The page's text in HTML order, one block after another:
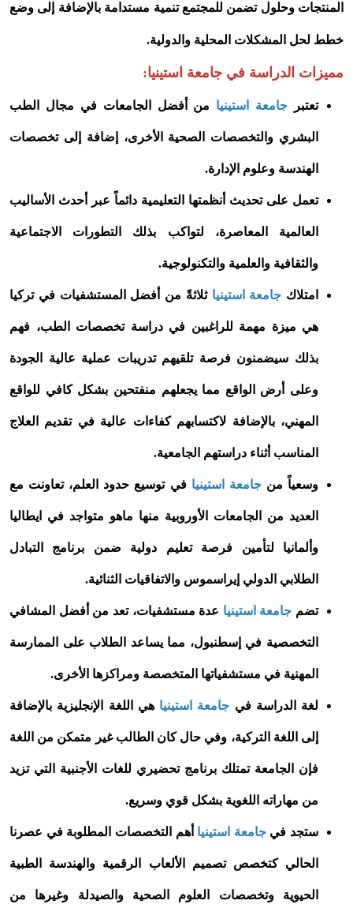
المنتجات وحلول تضمن للمجتمع تنمية مستدامة بالإضافة إلى وضع
خطط لحل المشكلات المحلية والدولية.
مميزات الدراسة في جامعة استينيا:
تعتبر جامعة استينيا من أفضل الجامعات في مجال الطب
البشري والتخصصات الصحية الأخرى، إضافة إلى تخصصات
الهندسة وعلوم الإدارة.
تعمل على تحديث أنظمتها التعليمية دائماً عبر أحدث الأساليب
العالمية المعاصرة، لتواكب بذلك التطورات الاجتماعية
والثقافية والعلمية والتكنولوجية.
امتلاك جامعة استينيا ثلاثةً من أفضل المستشفيات في تركيا
هي ميزة مهمة للراغبين في دراسة تخصصات الطب، فهم
بذلك سيضمنون فرصة تلقيهم تدريبات عملية عالية الجودة
وعلى أرض الواقع مما يجعلهم منفتحين بشكل كافي للواقع
المهني، بالإضافة لاكتسابهم كفاءات عالية في تقديم العلاج
المناسب أثناء دراستهم الجامعية.
وسعياً منجامعة استينيا في توسيع حدود العلم، تعاونت مع
العديد من الجامعات الأوروبية منها ماهو متواجد في ايطاليا
وألمانيا لتأمين فرصة تعليم دولية ضمن برنامج التبادل
الطلابي الدولي إيراسموس والاتفاقيات الثنائية.
تضم جامعة استينيا عدة مستشفيات، تعد من أفضل المشافي
التخصصية في إسطنبول، مما يساعد الطلاب على الممارسة
المهنية في مستشفياتها المتخصصة ومراكزها الأخرى.
لغة الدراسة في جامعة استينيا هي اللغة الإنجليزية بالإضافة
إلى اللغة التركية، وفي حال كان الطالب غير متمكن من اللغة
فإن الجامعة تمتلك برنامج تحضيري للغات الأجنبية التي تزيد
من مهاراته اللغوية بشكل قوي وسريع.
ستجد فيجامعة استينيا أهم التخصصات المطلوبة في عصرنا
الحالي كتخصص تصميم الألعاب الرقمية والهندسة الطبية
الحيوية وتخصصات العلوم الصحية والصيدلة وغيرها من